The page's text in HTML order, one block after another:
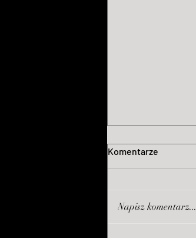
Komentarze
Napisz komentarz...